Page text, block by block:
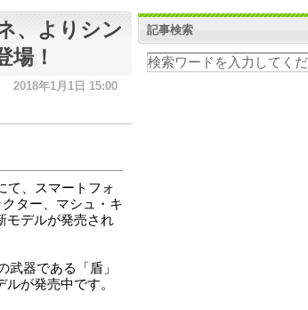
、よりシン
場！
2018年1月1日 15:00
て、スマートフォ
ター、マシュ・キ
モデルが発売され
器である「盾」
が発売中です。
記事検索